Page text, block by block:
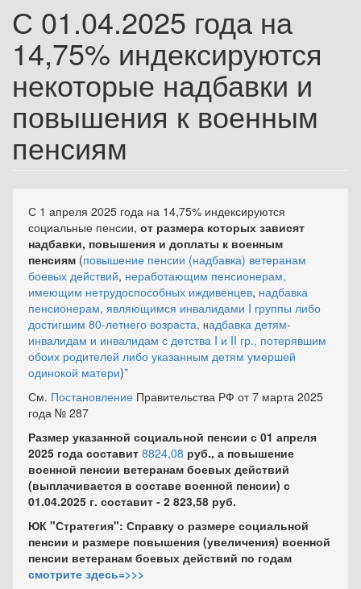
С 01.04.2025 года на
14,75% индексируются
некоторые надбавки и
повышения к военным
пенсиям
С 1 апреля 2025 года на 14,75% индексируются
социальные пенсии, от размера которых зависят
надбавки, повышения и доплаты к военным
пенсиям (повышение пенсии (надбавка) ветеранам
боевых действий, неработающим пенсионерам,
имеющим нетрудоспособных иждивенцев, надбавка
пенсионерам, являющимся инвалидами I группы либо
достигшим 80-летнего возраста, надбавка детям-
инвалидам и инвалидам с детства I и II гр., потерявшим
обоих родителей либо указанным детям умершей
одинокой матери)*
См. Постановление Правительства РФ от 7 марта 2025
года № 287
Размер указанной социальной пенсии с 01 апреля
2025 года составит 8824,08 руб., а повышение
военной пенсии ветеранам боевых действий
(выплачивается в составе военной пенсии) с
01.04.2025 г. составит - 2 823,58 руб.
ЮК "Стратегия": Справку о размере социальной
пенсии и размере повышения (увеличения) военной
пенсии ветеранам боевых действий по годам
смотрите здесь=>>>